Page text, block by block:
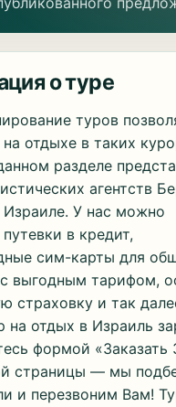
о туре
туров
отдыхе в таких
разделе
агентств
Израиле. У нас можно
в кредит,
сим-карты для
с выгодным тарифом,
страховку и так
на отдых в Израиль
формой «Заказать
страницы — мы
и перезвоним Вам!